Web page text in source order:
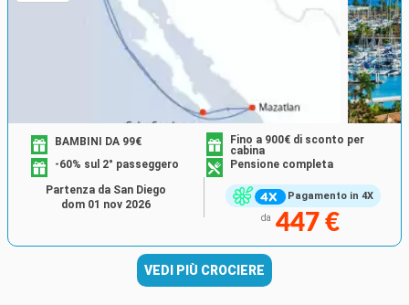
Pagamento in 4X
BAMBINI DA 99€
Fino a 900€ di sconto per
cabina
-60% sul 2° passeggero
Pensione completa
da 447 €
Partenza da San Diego
dom 01 nov 2026
VEDI PIÙ CROCIERE